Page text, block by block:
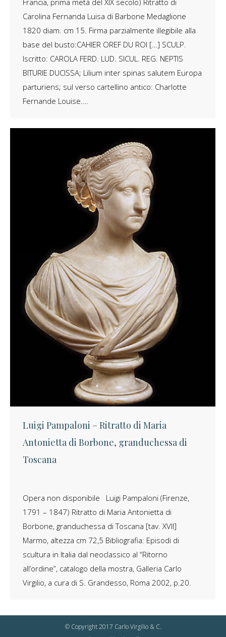
Francia, prima metà del XIX secolo) Ritratto di
Carolina Fernanda Luisa di Barbone Medaglione
1820 diam. cm 15. Firma parzialmente illegibile alla
base del busto:CAHIER OREF DU ROI […] SCULP.
Iscritto: CAROLA FERD. LUD. SICUL. REG. NEPTIS
BITURIE DUCISSA; Lilium inter spinas salutem Europa
parturiens; sul verso cartellino antico: Charlotte
Fernande Louise.…
Luigi Pampaloni – Ritratto di Maria
Antonietta di Borbone, granduchessa di
Toscana
Opera non disponibile Luigi Pampaloni (Firenze,
1791 – 1847) Ritratto di Maria Antonietta di
Borbone, granduchessa di Toscana [tav. XVII]
Marmo, altezza cm 72,5 Bibliografia: Episodi di
scultura in Italia dal neoclassico al “Ritorno
all’ordine”, catalogo della mostra, Galleria Carlo
Virgilio, a cura di S. Grandesso, Roma 2002, p.20.
© Copyright 2017 Carlo Virgilio & C.
Newsletter
Nome
Email: